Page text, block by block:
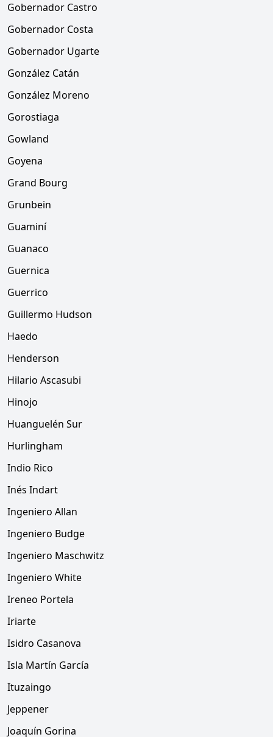
Gobernador Castro
Gobernador Costa
Gobernador Ugarte
González Catán
González Moreno
Gorostiaga
Gowland
Goyena
Grand Bourg
Grunbein
Guaminí
Guanaco
Guernica
Guerrico
Guillermo Hudson
Haedo
Henderson
Hilario Ascasubi
Hinojo
Huanguelén Sur
Hurlingham
Indio Rico
Inés Indart
Ingeniero Allan
Ingeniero Budge
Ingeniero Maschwitz
Ingeniero White
Ireneo Portela
Iriarte
Isidro Casanova
Isla Martín García
Ituzaingo
Jeppener
Joaquín Gorina